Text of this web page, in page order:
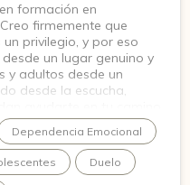
formación en
firmemente que
privilegio, y por eso
un lugar genuino y
y adultos desde un
desde la escucha,
animarte a conectar con
hace tiempo.
Dependencia Emocional
Duelo